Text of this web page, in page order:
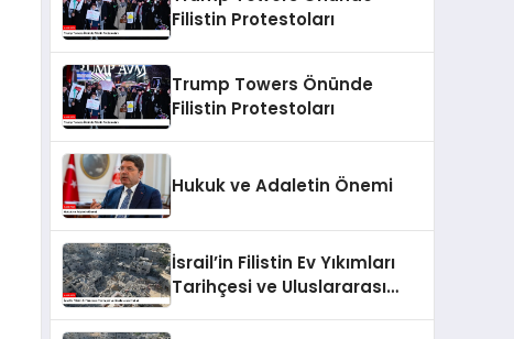
Filistin Protestoları
Trump Towers Önünde
Filistin Protestoları
Hukuk ve Adaletin Önemi
İsrail’in Filistin Ev Yıkımları
Tarihçesi ve Uluslararası